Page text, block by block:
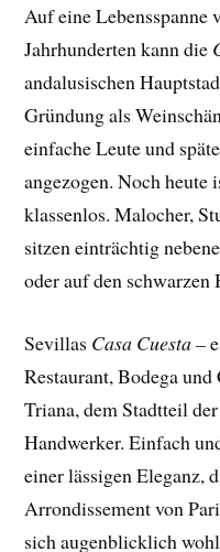
Auf eine Lebensspanne
Jahrhunderten kann die
andalusischen
Gründung als
einfache Leute und
angezogen. Noch heute
klassenlos. Malocher,
sitzen einträchtig
oder auf den schwarzen
Sevillas Casa Cuesta –
Restaurant, Bodega
Triana, dem Stadtteil
Handwerker. Einfach
einer lässigen Eleganz,
Arrondissement von
sich augenblicklich